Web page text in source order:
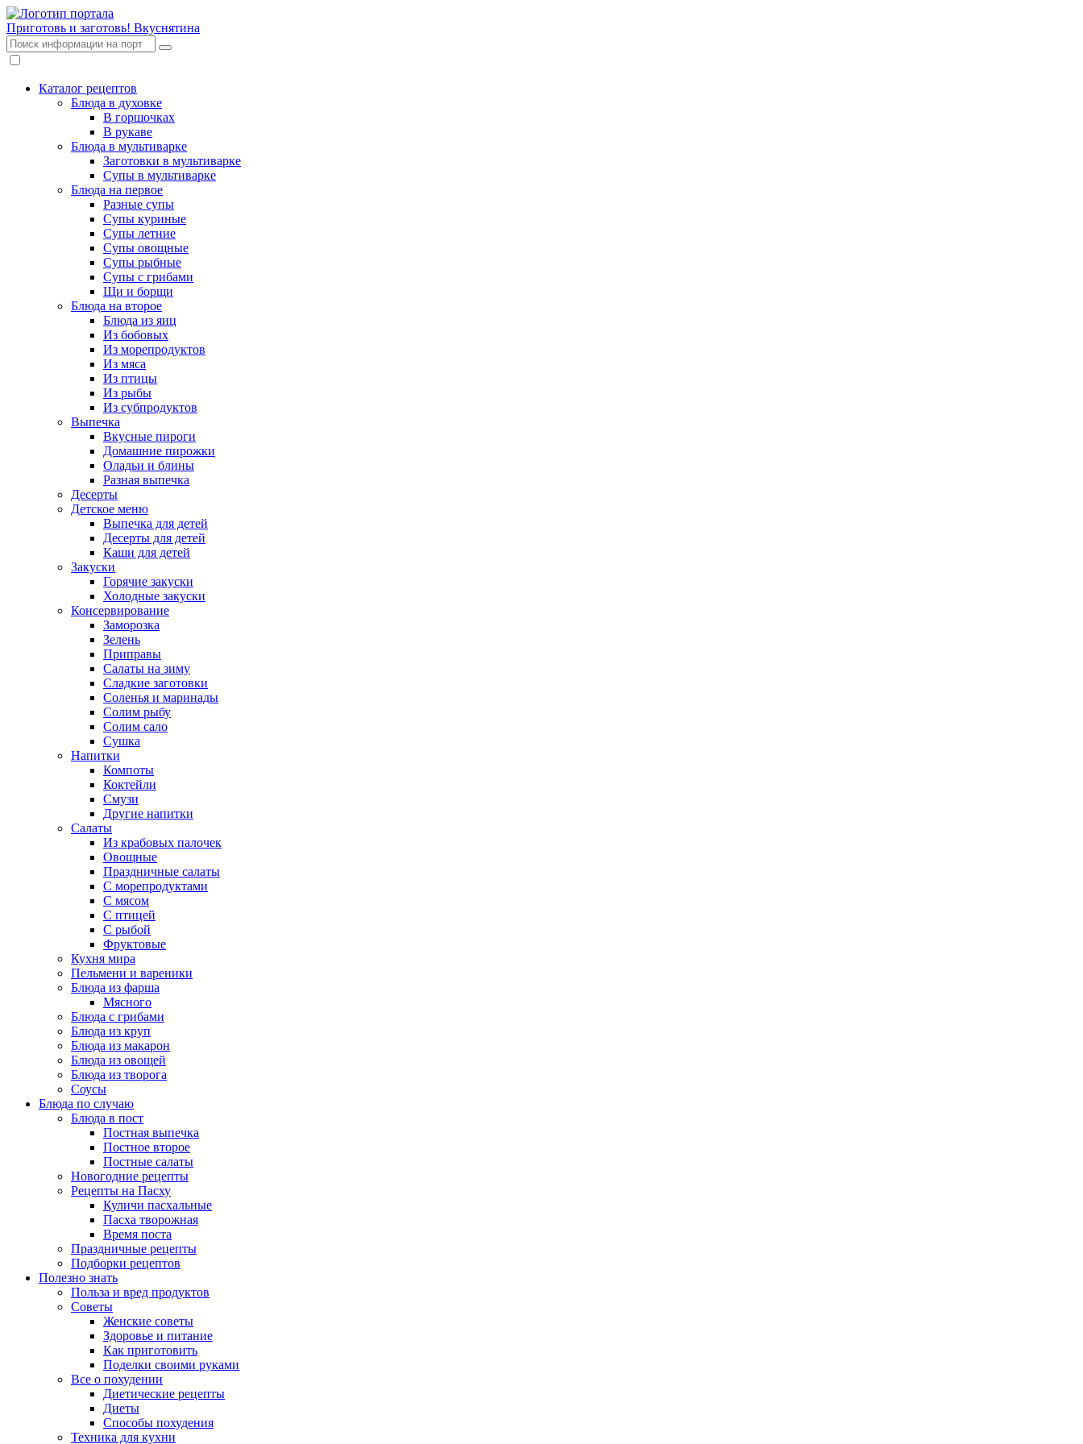
Приготовь и заготовь! Вкуснятина
Каталог рецептов
Блюда в духовке
В горшочках
В рукаве
Блюда в мультиварке
Заготовки в мультиварке
Супы в мультиварке
Блюда на первое
Разные супы
Супы куриные
Супы летние
Супы овощные
Супы рыбные
Супы с грибами
Щи и борщи
Блюда на второе
Блюда из яиц
Из бобовых
Из морепродуктов
Из мяса
Из птицы
Из рыбы
Из субпродуктов
Выпечка
Вкусные пироги
Домашние пирожки
Оладьи и блины
Разная выпечка
Десерты
Детское меню
Выпечка для детей
Десерты для детей
Каши для детей
Закуски
Горячие закуски
Холодные закуски
Консервирование
Заморозка
Зелень
Приправы
Салаты на зиму
Сладкие заготовки
Соленья и маринады
Солим рыбу
Солим сало
Сушка
Напитки
Компоты
Коктейли
Смузи
Другие напитки
Салаты
Из крабовых палочек
Овощные
Праздничные салаты
С морепродуктами
С мясом
С птицей
С рыбой
Фруктовые
Кухня мира
Пельмени и вареники
Блюда из фарша
Мясного
Блюда с грибами
Блюда из круп
Блюда из макарон
Блюда из овощей
Блюда из творога
Соусы
Блюда по случаю
Блюда в пост
Постная выпечка
Постное второе
Постные салаты
Новогодние рецепты
Рецепты на Пасху
Куличи пасхальные
Пасха творожная
Время поста
Праздничные рецепты
Подборки рецептов
Полезно знать
Польза и вред продуктов
Советы
Женские советы
Здоровье и питание
Как приготовить
Поделки своими руками
Все о похудении
Диетические рецепты
Диеты
Способы похудения
Техника для кухни